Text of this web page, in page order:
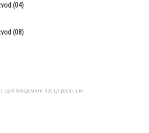
(04)
(08)
щоб повідомити про це редакцію